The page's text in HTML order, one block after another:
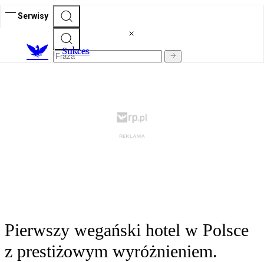
Serwisy
Sukces
Pierwszy wegański hotel w Polsce
z prestiżowym wyróżnieniem.